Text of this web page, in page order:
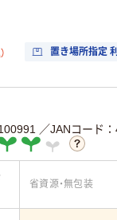
置き場所指定
／JANコード
省資源・無包装